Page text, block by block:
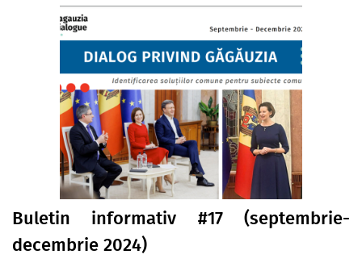
Buletin informativ #17 (septembrie-
decembrie 2024)